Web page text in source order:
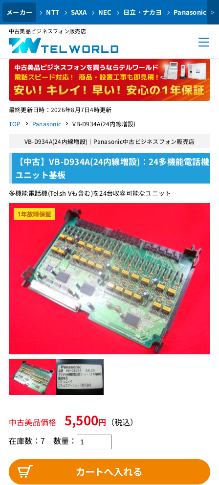
メーカー NTT SAXA NEC 日立・ナカヨ Panasonic >
中古美品ビジネスフォン販売店
最終更新日時：2026年8月7日4時更新
TOP
Panasonic VB-D934A(24内線増設)
VB-D934A(24内線増設)｜Panasonic中古ビジネスフォン販売店
【中古】VB-D934A(24内線増設)：24多機能電話機
ユニット基板
多機能電話機(Telsh Vも含む)を24台収容可能なユニット
中古美品価格 5,500円 （税込）
在庫数：7 数量：